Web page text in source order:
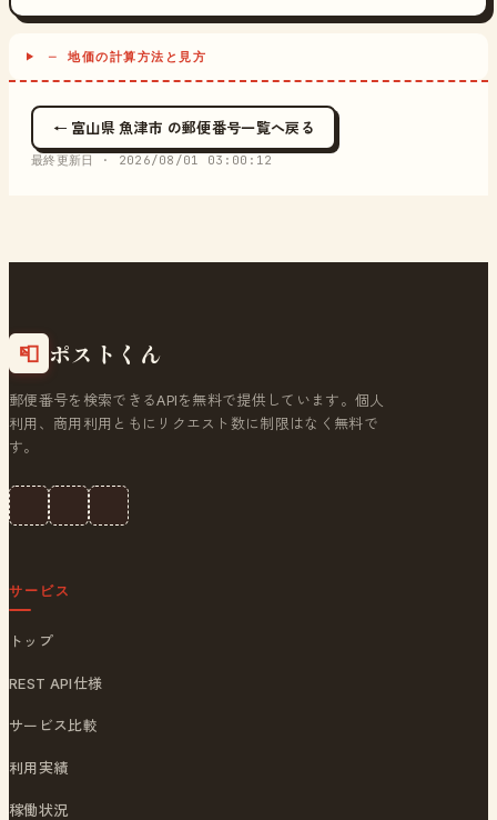
─ 地価の計算方法と見方
← 富山県 魚津市 の郵便番号一覧へ戻る
最終更新日 · 2026/08/01 03:00:12
📮 ポストくん
郵便番号を検索できるAPIを無料で提供しています。個人
利用、商用利用ともにリクエスト数に制限はなく無料で
す。
サービス
トップ
REST API仕様
サービス比較
利用実績
稼働状況